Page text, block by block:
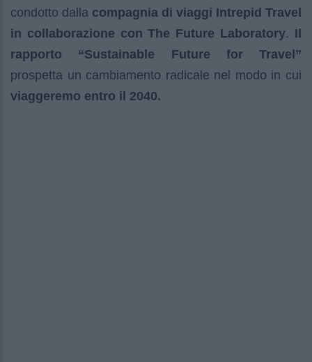
condotto dalla compagnia di viaggi Intrepid Travel
in collaborazione con The Future Laboratory. Il
rapporto “Sustainable Future for Travel”
prospetta un cambiamento radicale nel modo in cui
viaggeremo entro il 2040.